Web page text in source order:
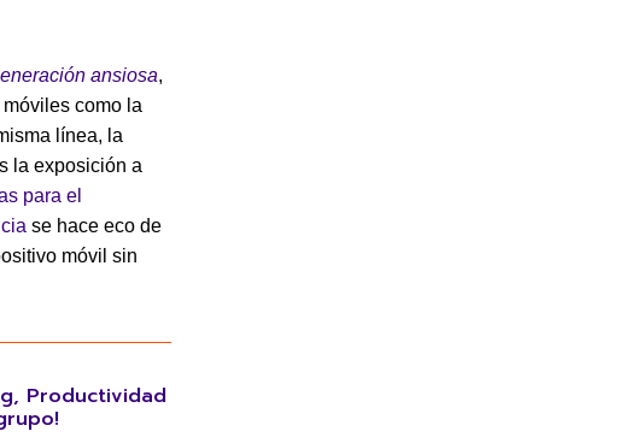
ansiosa,
como la
línea, la
la exposición a
para el
se hace eco de
móvil sin
Productividad